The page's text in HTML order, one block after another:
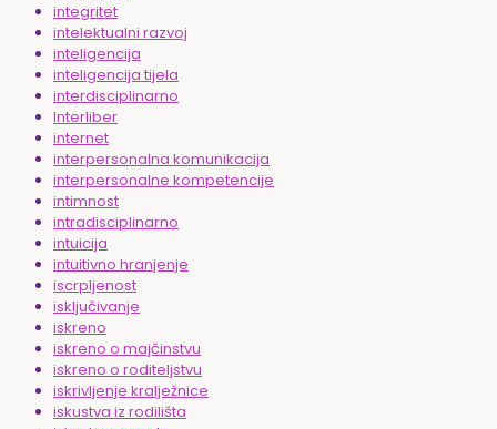
integritet
intelektualni razvoj
inteligencija
inteligencija tijela
interdisciplinarno
Interliber
internet
interpersonalna komunikacija
interpersonalne kompetencije
intimnost
intradisciplinarno
intuicija
intuitivno hranjenje
iscrpljenost
isključivanje
iskreno
iskreno o majčinstvu
iskreno o roditeljstvu
iskrivljenje kralježnice
iskustva iz rodilišta